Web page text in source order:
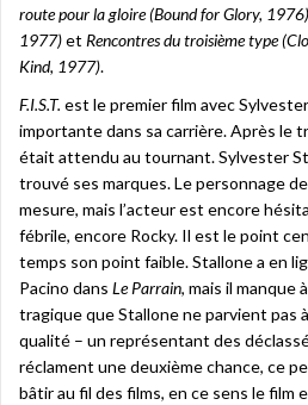
route pour la gloire (Bound for Glory, 1976)
1977)et Rencontres du troisième type
Kind, 1977).
F.I.S.T. est le premier film avec
importante dans sa carrière. Après le
était attendu au tournant. Sylvester
trouvé ses marques. Le personnage
mesure, mais l’acteur est encore
fébrile, encore Rocky. Il est le point
temps son point faible. Stallone a en
Pacino dans Le Parrain, mais il manque
tragique que Stallone ne parvient pas
qualité – un représentant des
réclament une deuxième chance, ce
bâtir au fil des films, en ce sens le film